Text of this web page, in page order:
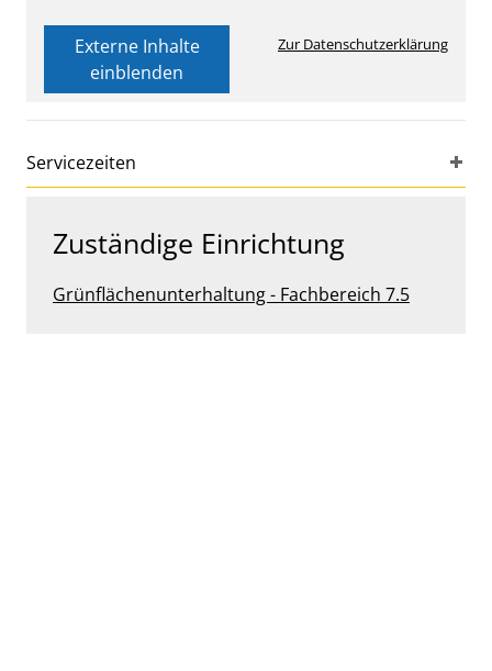
Externe Inhalte
einblenden
Zur Datenschutzerklärung
Servicezeiten
Zuständige Einrichtung
Grünflächenunterhaltung - Fachbereich 7.5